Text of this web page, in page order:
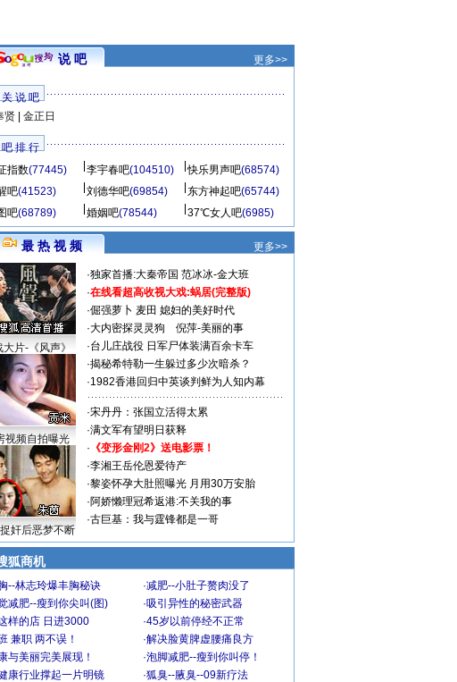
说 吧 更多>>
说 吧
贤| 金正日
排 行
指数(77445) 李宇春吧(104510) 快乐男声吧(68574)
吧(41523) 刘德华吧(69854) 东方神起吧(65744)
吧(68789) 婚姻吧(78544) 37℃女人吧(6985)
最 热 视 频 更多>>
大片-《风声》
视频自拍曝光
奸后恶梦不断
·独家首播:大秦帝国 范冰冰-金大班
·在线看超高收视大戏:蜗居(完整版)
·倔强萝卜 麦田 媳妇的美好时代
·大内密探灵灵狗
倪萍-美丽的事
·台儿庄战役 日军尸体装满百余卡车
·揭秘希特勒一生躲过多少次暗杀？
·1982香港回归中英谈判鲜为人知内幕
·宋丹丹：张国立活得太累
·满文军有望明日获释
· 《变形金刚2》送电影票！
·李湘王岳伦恩爱待产
·黎姿怀孕大肚照曝光 月用30万安胎
·阿娇懒理冠希返港:不关我的事
·古巨基：我与霆锋都是一哥
狐商机
--林志玲爆丰胸秘诀 ·减肥--小肚子赘肉没了
减肥--瘦到你尖叫(图) ·吸引异性的秘密武器
样的店 日进3000 ·45岁以前停经不正常
兼职 两不误！ ·解决脸黄脾虚腰痛良方
与美丽完美展现！ ·泡脚减肥--瘦到你叫停！
康行业撑起一片明镜 ·狐臭--腋臭--09新疗法